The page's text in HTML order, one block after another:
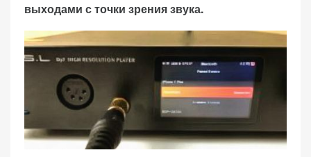
выходами с точки зрения звука.